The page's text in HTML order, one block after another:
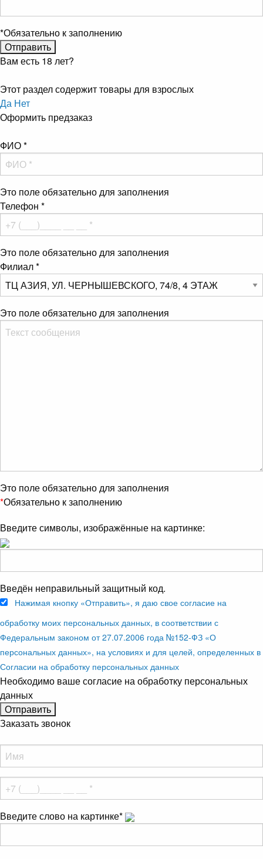
*Обязательно к заполнению
Вам есть 18 лет?
Этот раздел содержит товары для взрослых
Да Нет
Оформить предзаказ
ФИО*
Это поле обязательно для заполнения
Телефон *
Это поле обязательно для заполнения
Филиал*
Это поле обязательно для заполнения
Это поле обязательно для заполнения
*Обязательно к заполнению
Введите символы, изображённые на картинке:
Введён неправильный защитный код.
Нажимая кнопку «Отправить», я даю свое согласие на
обработку моих персональных данных, в соответствии с
Федеральным законом от 27.07.2006 года №152-ФЗ «О
персональных данных», на условиях и для целей, определенных в
Согласии на обработку персональных данных
Необходимо ваше согласие на обработку персональных
данных
Заказать звонок
Введите слово на картинке*